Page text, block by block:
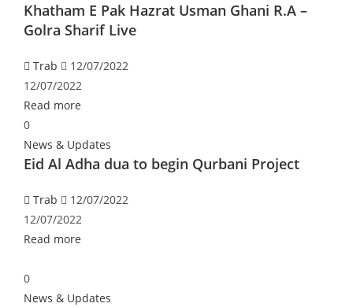
Khatham E Pak Hazrat Usman Ghani R.A –
Golra Sharif Live
Trab
12/07/2022
12/07/2022
Read more
0
News & Updates
Eid Al Adha dua to begin Qurbani Project
Trab
12/07/2022
12/07/2022
Read more
0
News & Updates